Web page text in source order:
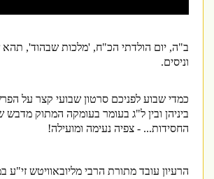
ב"ה, יום הולדתי הכ"ח, 'מלכות שבהוד', תהא
וניסים.
כמדי שבוע לפניכם סרטון שבועי קצר על
ביניהן ובין ל"ג בעומר בעומקה המתוק מדבש
החסידות... - צפיה נעימה ומועילה!
הרעיון עובד מתורת הרבי מליובאוויטש זי"ע